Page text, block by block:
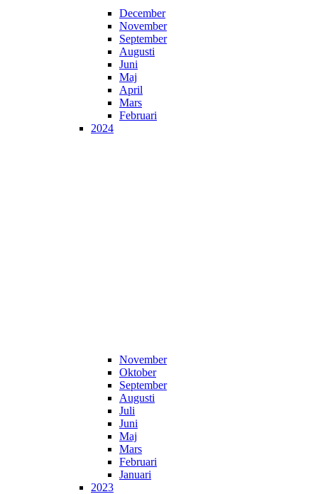
December
November
September
Augusti
Juni
Maj
April
Mars
Februari
2024
November
Oktober
September
Augusti
Juli
Juni
Maj
Mars
Februari
Januari
2023